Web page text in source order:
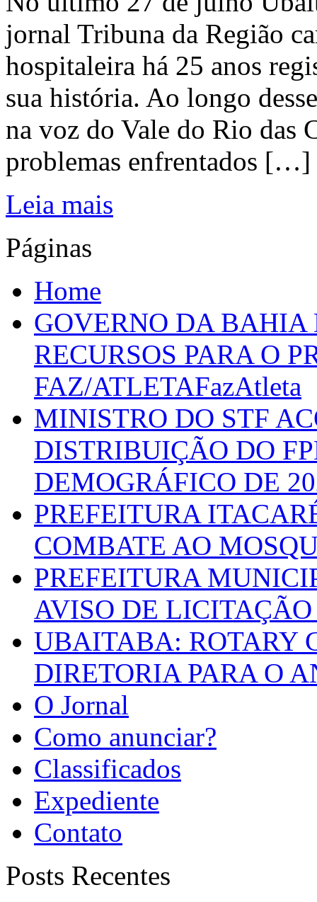
jornal Tribuna da Região
hospitaleira há 25 anos
sua história. Ao longo
na voz do Vale do Rio das
problemas enfrentados […]
Leia mais
Páginas
Home
GOVERNO DA
RECURSOS PARA O
FAZ/ATLETAFazAtleta
MINISTRO DO STF
DISTRIBUIÇÃO DO
DEMOGRÁFICO DE
PREFEITURA
COMBATE AO
PREFEITURA
AVISO DE LICITAÇÃO
UBAITABA: ROTARY
DIRETORIA PARA O
O Jornal
Como anunciar?
Classificados
Expediente
Contato
Posts Recentes